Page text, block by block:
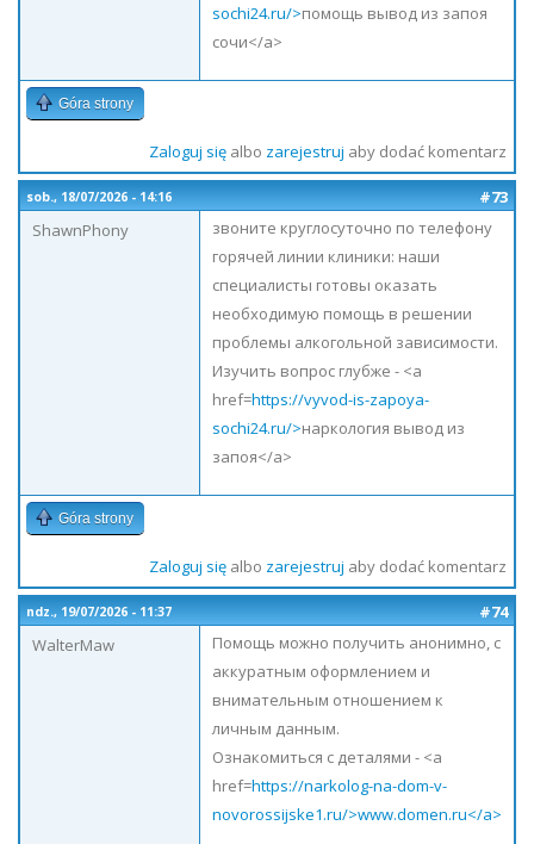
sochi24.ru/>помощь вывод из запоя
сочи</a>
Góra strony
Zaloguj sięalbo zarejestruj aby dodać komentarz
sob., 18/07/2026 - 14:16
#73
ShawnPhony
звоните круглосуточно по телефону
горячей линии клиники: наши
специалисты готовы оказать
необходимую помощь в решении
проблемы алкогольной зависимости.
Изучить вопрос глубже - <a
href=https://vyvod-is-zapoya-
sochi24.ru/>наркология вывод из
запоя</a>
Góra strony
Zaloguj sięalbo zarejestruj aby dodać komentarz
ndz., 19/07/2026 - 11:37
#74
WalterMaw
Помощь можно получить анонимно, с
аккуратным оформлением и
внимательным отношением к
личным данным.
Ознакомиться с деталями - <a
href=https://narkolog-na-dom-v-
novorossijske1.ru/>www.domen.ru</a>